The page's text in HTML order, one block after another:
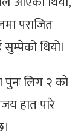
पराजित
थियो।
पुनः लिग २ को
हात पारे